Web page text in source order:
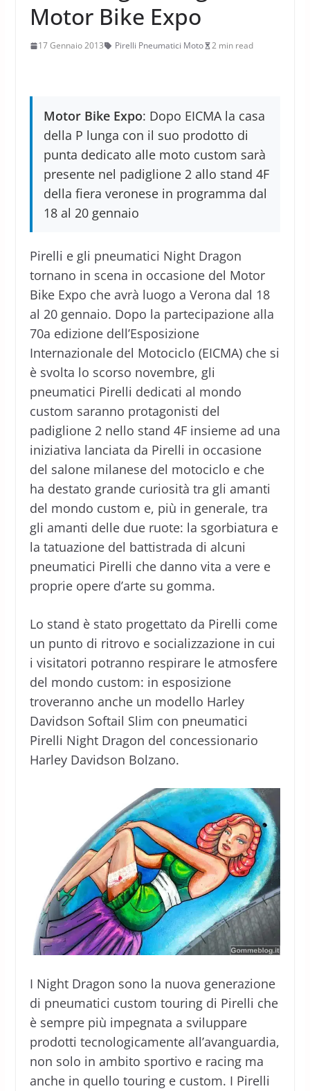
Motor Bike Expo
17 Gennaio 2013 Pirelli Pneumatici Moto 2 min read
Motor Bike Expo: Dopo EICMA la casa
della P lunga con il suo prodotto di
punta dedicato alle moto custom sarà
presente nel padiglione 2 allo stand 4F
della fiera veronese in programma dal
18 al 20 gennaio
Pirelli e gli pneumatici Night Dragon
tornano in scena in occasione del Motor
Bike Expo che avrà luogo a Verona dal 18
al 20 gennaio. Dopo la partecipazione alla
70a edizione dell’Esposizione
Internazionale del Motociclo (EICMA) che si
è svolta lo scorso novembre, gli
pneumatici Pirelli dedicati al mondo
custom saranno protagonisti del
padiglione 2 nello stand 4F insieme ad una
iniziativa lanciata da Pirelli in occasione
del salone milanese del motociclo e che
ha destato grande curiosità tra gli amanti
del mondo custom e, più in generale, tra
gli amanti delle due ruote: la sgorbiatura e
la tatuazione del battistrada di alcuni
pneumatici Pirelli che danno vita a vere e
proprie opere d’arte su gomma.
Lo stand è stato progettato da Pirelli come
un punto di ritrovo e socializzazione in cui
i visitatori potranno respirare le atmosfere
del mondo custom: in esposizione
troveranno anche un modello Harley
Davidson Softail Slim con pneumatici
Pirelli Night Dragon del concessionario
Harley Davidson Bolzano.
I Night Dragon sono la nuova generazione
di pneumatici custom touring di Pirelli che
è sempre più impegnata a sviluppare
prodotti tecnologicamente all’avanguardia,
non solo in ambito sportivo e racing ma
anche in quello touring e custom. I Pirelli